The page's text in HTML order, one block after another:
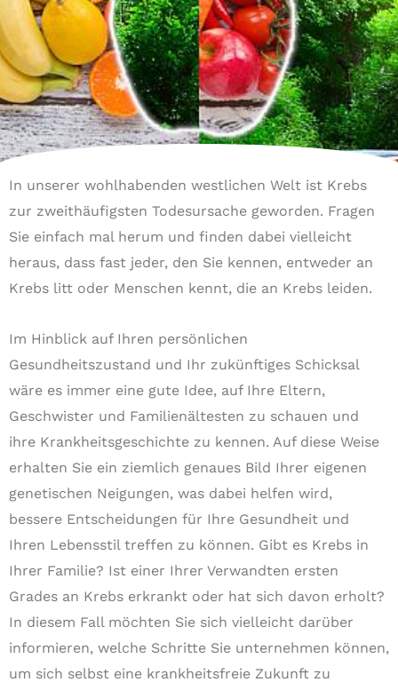
In unserer wohlhabenden westlichen Welt ist Krebs
zur zweithäufigsten Todesursache geworden. Fragen
Sie einfach mal herum und finden dabei vielleicht
heraus, dass fast jeder, den Sie kennen, entweder an
Krebs litt oder Menschen kennt, die an Krebs leiden.
Im Hinblick auf Ihren persönlichen
Gesundheitszustand und Ihr zukünftiges Schicksal
wäre es immer eine gute Idee, auf Ihre Eltern,
Geschwister und Familienältesten zu schauen und
ihre Krankheitsgeschichte zu kennen. Auf diese Weise
erhalten Sie ein ziemlich genaues Bild Ihrer eigenen
genetischen Neigungen, was dabei helfen wird,
bessere Entscheidungen für Ihre Gesundheit und
Ihren Lebensstil treffen zu können. Gibt es Krebs in
Ihrer Familie? Ist einer Ihrer Verwandten ersten
Grades an Krebs erkrankt oder hat sich davon erholt?
In diesem Fall möchten Sie sich vielleicht darüber
informieren, welche Schritte Sie unternehmen können,
um sich selbst eine krankheitsfreie Zukunft zu